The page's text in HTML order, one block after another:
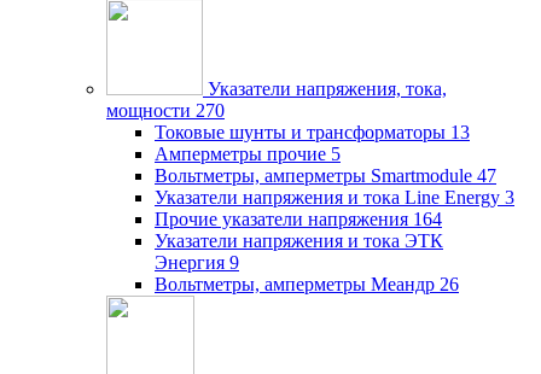
Указатели напряжения, тока,
мощности 270
Токовые шунты и трансформаторы 13
Амперметры прочие 5
Вольтметры, амперметры Smartmodule 47
Указатели напряжения и тока Line Energy 3
Прочие указатели напряжения 164
Указатели напряжения и тока ЭТК
Энергия 9
Вольтметры, амперметры Меандр 26